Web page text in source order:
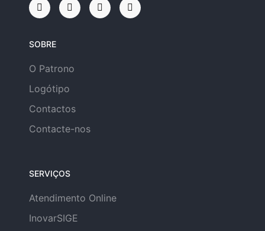
SOBRE
O Patrono
Logótipo
Contactos
Contacte-nos
SERVIÇOS
Atendimento Online
InovarSIGE